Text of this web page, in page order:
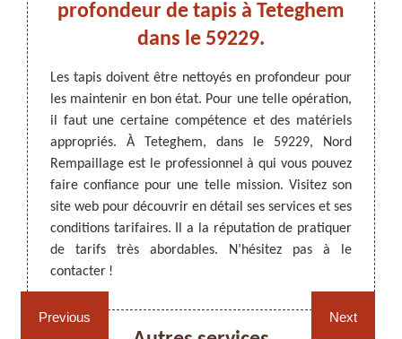
CANNAGE - RECOLLAGE, 59 NORD
Rempaillage fauteuil,
chaises et sièges 59
Cannage fauteuil, chaises
et sièges 59
Previous
Un
les
des
des
à un
ses
et
profondeur de tapis à Teteghem
dans le 59229.
Les tapis doivent être nettoyés en profondeur pour
les maintenir en bon état. Pour une telle opération,
il faut une certaine compétence et des matériels
appropriés. À Teteghem, dans le 59229, Nord
Rempaillage est le professionnel à qui vous pouvez
faire confiance pour une telle mission. Visitez son
site web pour découvrir en détail ses services et ses
conditions tarifaires. Il a la réputation de pratiquer
de tarifs très abordables. N’hésitez pas à le
contacter !
Pour
votre
des
de
de
qu’il
tarifs
Next